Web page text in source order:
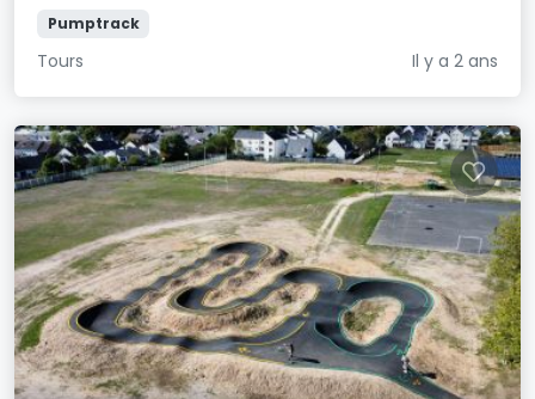
Pumptrack
Tours Il y a 2 ans